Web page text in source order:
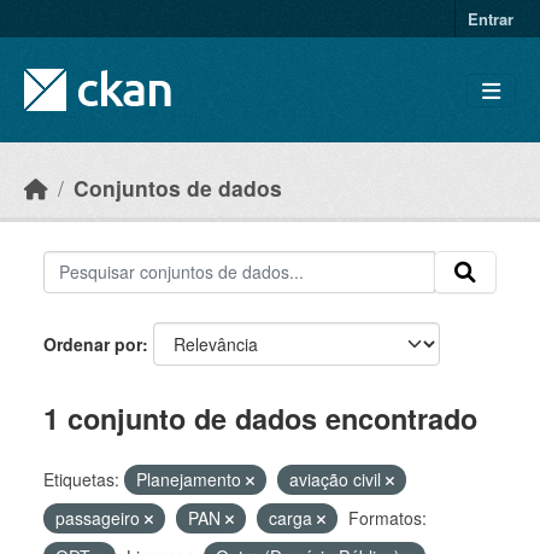
Entrar
Conjuntos de dados
Ordenar por
1 conjunto de dados encontrado
Etiquetas: Planejamento
aviação civil
passageiro
PAN carga
Formatos: